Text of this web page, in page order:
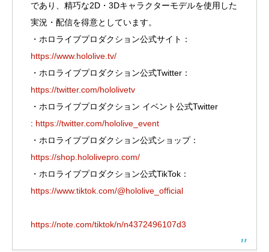
であり、精巧な2D・3Dキャラクターモデルを使用した
実況・配信を得意としています。
・ホロライブプロダクション公式サイト：
https://www.hololive.tv/
・ホロライブプロダクション公式Twitter：
https://twitter.com/hololivetv
・ホロライブプロダクション イベント公式Twitter
: https://twitter.com/hololive_event
・ホロライブプロダクション公式ショップ：
https://shop.hololivepro.com/
・ホロライブプロダクション公式TikTok：
https://www.tiktok.com/@hololive_official
https://note.com/tiktok/n/n4372496107d3